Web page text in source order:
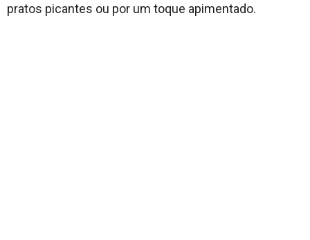
pratos picantes ou por um toque apimentado.